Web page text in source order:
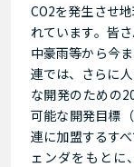
CO2を発生させ
れています。皆
中豪雨等から今
連では、さらに
な開発のための
可能な開発目標
連に加盟するす
ェンダをもとに